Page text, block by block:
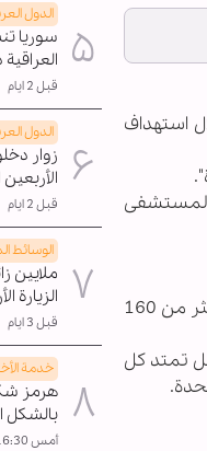
اليوم الثلاثاء 11-3-2025، خلال استهداف
المستشفى
وشنت "دولة الاحتلال" بين 7 أكتوبر/ تشرين الأول 2023 و19 يناير/ كانون الثاني 2025، إبادة جماعية بغزة خلفت أكثر من 160
تمتد كل
الدول
سوريا
قبل 2 ايام
الدول
زوار
قبل 2 ايام
الوسائط
ملايين
الزيارة
قبل 3 ايام
خدمة
هرمز
بالشكل
أمس 16:30